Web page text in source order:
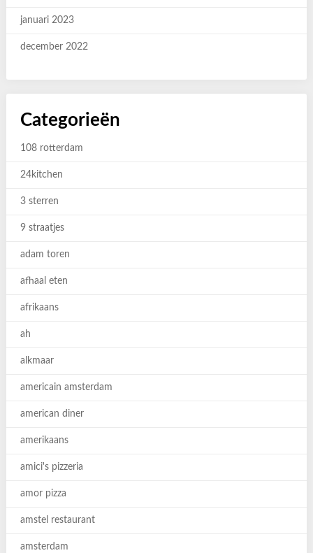
januari 2023
december 2022
Categorieën
108 rotterdam
24kitchen
3 sterren
9 straatjes
adam toren
afhaal eten
afrikaans
ah
alkmaar
americain amsterdam
american diner
amerikaans
amici's pizzeria
amor pizza
amstel restaurant
amsterdam